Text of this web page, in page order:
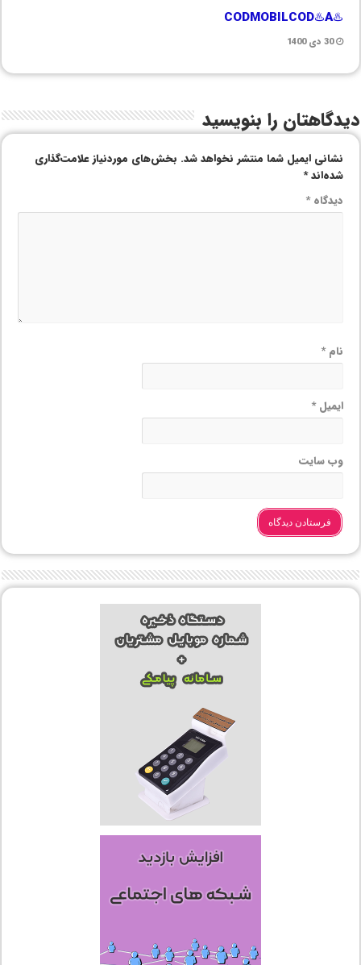
♨️CODMOBILCOD♨️A
30 دی 1400
دیدگاهتان را بنویسید
نشانی ایمیل شما منتشر نخواهد شد. بخش‌های موردنیاز علامت‌گذاری
شده‌اند*
دیدگاه*
نام*
ایمیل*
وب‌ سایت